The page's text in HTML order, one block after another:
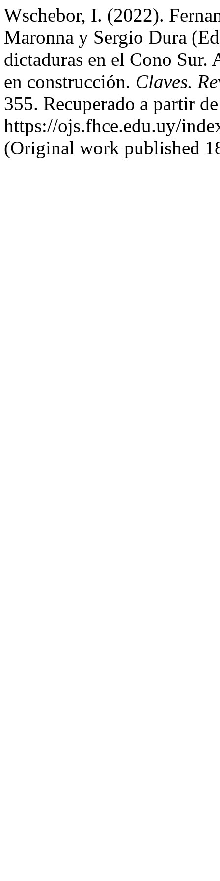
Wschebor, I. (2022).
Maronna y Sergio Dura
dictaduras en el Cono Sur.
en construcción. Claves.
355. Recuperado a partir de
https://ojs.fhce.edu.uy/
(Original work published